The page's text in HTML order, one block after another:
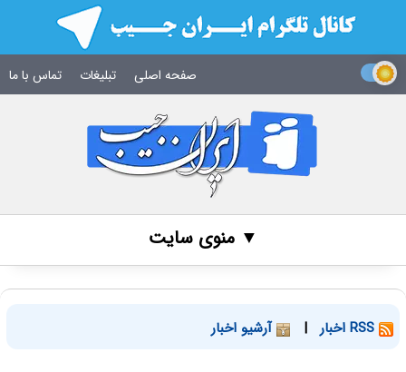
صفحه اصلی تبلیغات تماس با ما
▼ منوی سایت
| آرشیو اخبار